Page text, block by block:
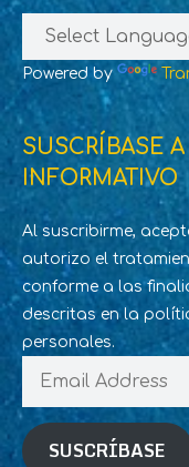
Powered by
SUSCRÍBASE
INFORMATIVO
Al suscribirme,
autorizo el
conforme a las
descritas en la
personales.
SUSCRÍBASE